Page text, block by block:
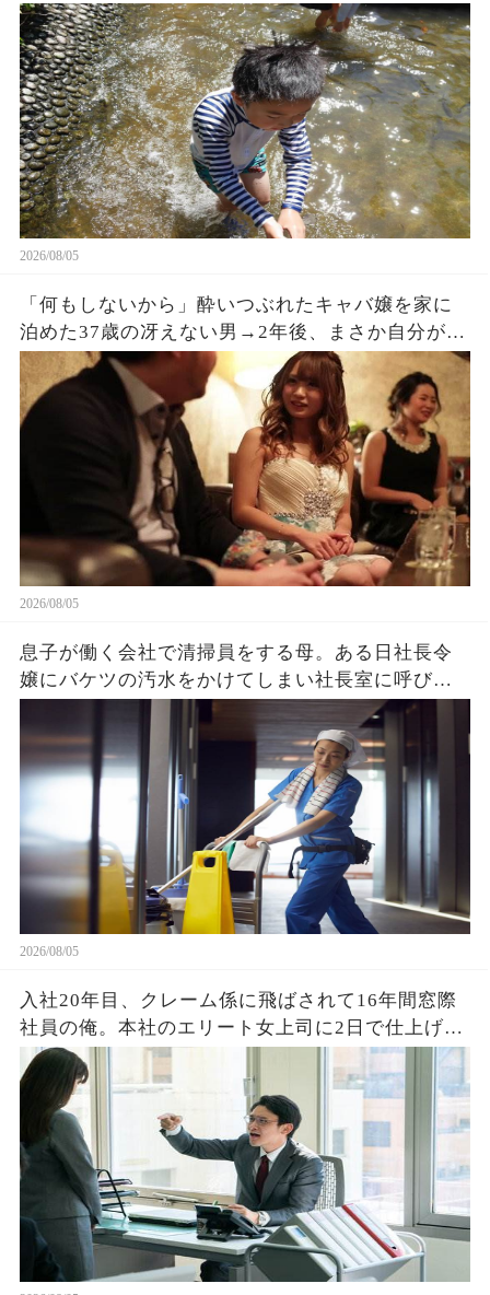
んかいらない、中に入りな！」→3ヶ月後、まさか
の出来事に…
2026/08/05
「何もしないから」酔いつぶれたキャバ嬢を家に
泊めた37歳の冴えない男→2年後、まさか自分がこ
うなるとは思っていなかった
2026/08/05
息子が働く会社で清掃員をする母。ある日社長令
嬢にバケツの汚水をかけてしまい社長室に呼び出
され→クビを覚悟で息子と部屋に入ると社長令嬢
「ずっと探してました」「え？」
2026/08/05
入社20年目、クレーム係に飛ばされて16年間窓際
社員の俺。本社のエリート女上司に2日で仕上げた
資料を渡すと「あなたがなぜ平社員なの？」→そ
の後、まさかの展開に営業部長の顔が真っ青に…